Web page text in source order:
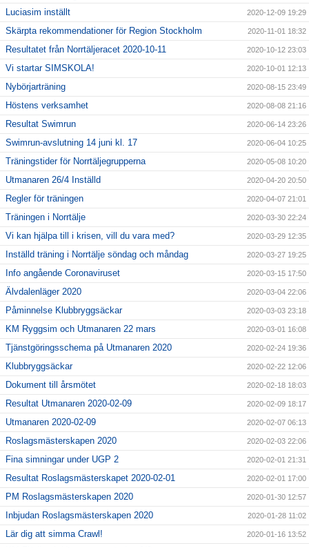
Luciasim inställt 2020-12-09 19:29
Skärpta rekommendationer för Region Stockholm 2020-11-01 18:32
Resultatet från Norrtäljeracet 2020-10-11 2020-10-12 23:03
Vi startar SIMSKOLA! 2020-10-01 12:13
Nybörjarträning 2020-08-15 23:49
Höstens verksamhet 2020-08-08 21:16
Resultat Swimrun 2020-06-14 23:26
Swimrun-avslutning 14 juni kl. 17 2020-06-04 10:25
Träningstider för Norrtäljegrupperna 2020-05-08 10:20
Utmanaren 26/4 Inställd 2020-04-20 20:50
Regler för träningen 2020-04-07 21:01
Träningen i Norrtälje 2020-03-30 22:24
Vi kan hjälpa till i krisen, vill du vara med? 2020-03-29 12:35
Inställd träning i Norrtälje söndag och måndag 2020-03-27 19:25
Info angående Coronaviruset 2020-03-15 17:50
Älvdalenläger 2020 2020-03-04 22:06
Påminnelse Klubbryggsäckar 2020-03-03 23:18
KM Ryggsim och Utmanaren 22 mars 2020-03-01 16:08
Tjänstgöringsschema på Utmanaren 2020 2020-02-24 19:36
Klubbryggsäckar 2020-02-22 12:06
Dokument till årsmötet 2020-02-18 18:03
Resultat Utmanaren 2020-02-09 2020-02-09 18:17
Utmanaren 2020-02-09 2020-02-07 06:13
Roslagsmästerskapen 2020 2020-02-03 22:06
Fina simningar under UGP 2 2020-02-01 21:31
Resultat Roslagsmästerskapet 2020-02-01 2020-02-01 17:00
PM Roslagsmästerskapen 2020 2020-01-30 12:57
Inbjudan Roslagsmästerskapen 2020 2020-01-28 11:02
Lär dig att simma Crawl! 2020-01-16 13:52